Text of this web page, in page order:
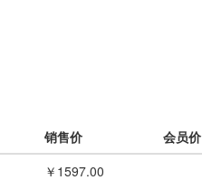
销售价 会员价
￥1597.00